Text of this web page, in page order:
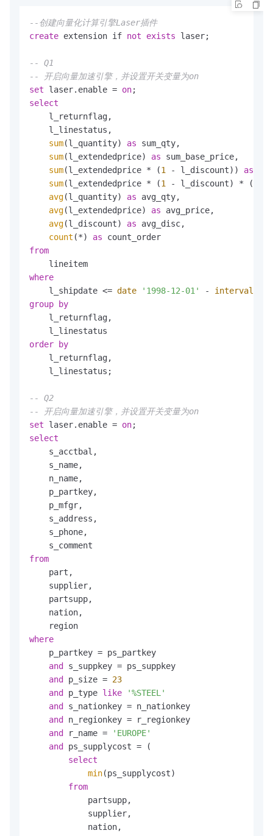
--创建向量化计算引擎Laser插件
create extension if not exists laser;
-- Q1
-- 开启向量加速引擎，并设置开关变量为on
set laser.enable = on
select
    l_returnflag,
    l_linestatus,
sum(l_quantity) as sum_qty,
sum(l_extendedprice) as sum_base_price,
sum(l_extendedprice * (1 - l_discount)) as
sum(l_extendedprice * (1 - l_discount) * (
avg(l_quantity) as avg_qty,
avg(l_extendedprice) as avg_price,
avg(l_discount) as avg_disc,
count (*) as
from
where
    l_shipdate
<= date '1998-12-01' - interval
group
by
    l_returnflag,
order
by
    l_returnflag,
    l_linestatus;
-- Q2
-- 开启向量加速引擎，并设置开关变量为on
set laser.enable = on
select
    s_acctbal,
    s_name,
    n_name,
    p_partkey,
    p_mfgr,
    s_address,
    s_phone,
from
    part,
    supplier,
    partsupp,
    nation,
where
    p_partkey
= ps_partkey
and
s_suppkey = ps_suppkey
and
p_size = 23
and
p_type like
'%STEEL'
and
s_nationkey = n_nationkey
and
n_regionkey = r_regionkey
and
r_name =
'EUROPE'
and
ps_supplycost = (
select
min(ps_supplycost)
from
            partsupp,
            supplier,
            nation,